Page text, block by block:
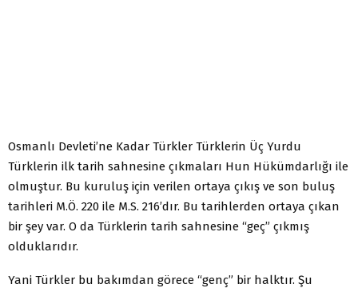
Osmanlı Devleti’ne Kadar Türkler Türklerin Üç Yurdu
Türklerin ilk tarih sahnesine çıkmaları Hun Hükümdarlığı ile
olmuştur. Bu kuruluş için verilen ortaya çıkış ve son buluş
tarihleri M.Ö. 220 ile M.S. 216’dır. Bu tarihlerden ortaya çıkan
bir şey var. O da Türklerin tarih sahnesine “geç” çıkmış
olduklarıdır.
Yani Türkler bu bakımdan görece “genç” bir halktır. Şu